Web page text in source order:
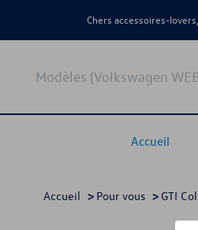
Chers accessoires-
Modèles (Volkswagen
Accueil
Accueil > Pour vous > GTI